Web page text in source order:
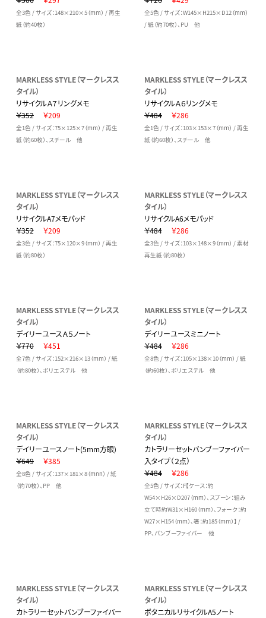
全3色 / サイズ：148×210×5（mm） / 再生
紙（約40枚）
全5色 / サイズ：W145×H215×D12（mm）
/ 紙（約70枚）、PU 他
MARKLESS STYLE（マークレスス
タイル）
リサイクルＡ７リングメモ
￥352
￥209
全1色 / サイズ：75×125×7（mm） / 再生
紙（約60枚）、スチール 他
MARKLESS STYLE（マークレスス
タイル）
リサイクルＡ６リングメモ
￥484
￥286
全1色 / サイズ：103×153×7（mm） / 再生
紙（約60枚）、スチール 他
MARKLESS STYLE（マークレスス
タイル）
リサイクルA7メモパッド
￥352
￥209
全3色 / サイズ：75×120×9（mm） / 再生
紙（約80枚）
MARKLESS STYLE（マークレスス
タイル）
リサイクルA6メモパッド
￥484
￥286
全3色 / サイズ：103×148×9（mm） / 素材
再生紙（約80枚）
MARKLESS STYLE（マークレスス
タイル）
デイリーユースＡ５ノート
￥770
￥451
全7色 / サイズ：152×216×13（mm） / 紙
（約80枚）、ポリエステル 他
MARKLESS STYLE（マークレスス
タイル）
デイリーユースミニノート
￥484
￥286
全8色 / サイズ：105×138×10（mm） / 紙
（約60枚）、ポリエステル 他
MARKLESS STYLE（マークレスス
タイル）
デイリーユースノート(5mm方眼)
￥649
￥385
全8色 / サイズ：137×181×8（mnn） / 紙
（約70枚）、PP 他
MARKLESS STYLE（マークレスス
タイル）
カトラリーセットバンブーファイバー
入タイプ（２点）
￥484
￥286
全5色 / サイズ：F【ケース：約
W54×H26×D207（mm）、スプーン：組み
立て時約W31×H160（mm）、フォーク：約
W27×H154（mm）、箸：約185（mm）】 /
PP、バンブーファイバー 他
MARKLESS STYLE（マークレスス
タイル）
カトラリーセットバンブーファイバー
MARKLESS STYLE（マークレスス
タイル）
ボタニカルリサイクルA5ノート